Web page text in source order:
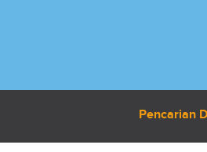
Pencarian